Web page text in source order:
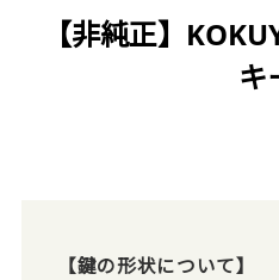
【非純正】
キ
【鍵の形状について】